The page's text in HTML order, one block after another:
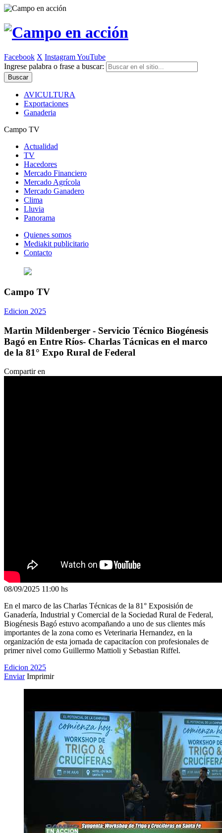
Facebook X InstagramYouTube
Ingrese palabra o frase a buscar:
AVICULTURA
Exportaciones
Ganaderia
Campo TV
Actualidad
TV
Hacedores
Mercado Financiero
Mercado Agrícola
Mercado Ganadero
Clima
Lluvia
Panorama
Quienes somos
Mediakit publicitario
Contacto
Campo TV
Edicion 2025
Martin Mildenberger - Servicio Técnico Biogénesis
Bagó en Entre Ríos- Charlas Tácnicas en el marco
de la 81° Expo Rural de Federal
Compartir en
08/09/2025 11:00 hs
En el marco de las Charlas Técnicas de la 81° Exposisión de
Ganadería, Industrial y Comercial de la Sociedad Rural de Federal,
Biogénesis Bagó estuvo acompañando a uno de sus clientes más
importantes de la zona como es Veterinaria Hernandez, en la
organización de esta jornada de capacitacíon con profesionales de
primer nivel como Guillermo Mattioli y Sebastian Riffel.
Edicion 2025
Enviar Imprimir